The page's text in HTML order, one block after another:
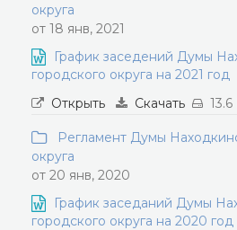
округа
от 18 янв, 2021
График заседений Думы
городского округа на 2021 год
Открыть
Скачать
Регламент Думы
округа
от 20 янв, 2020
График заседаний Думы
городского округа на 2020 год